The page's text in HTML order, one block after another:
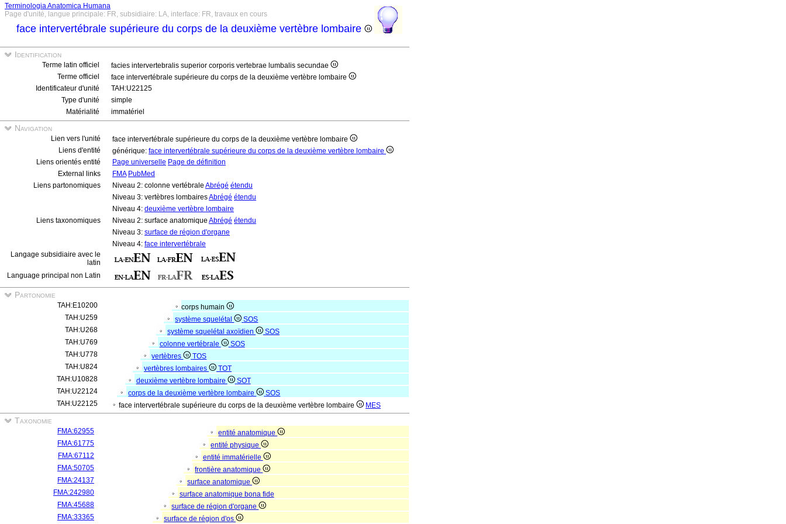
Terminologia Anatomica Humana
Page d'unité, langue principale: FR, subsidiaire: LA, interface: FR, travaux en cours
face intervertébrale supérieure du corps de la deuxième vertèbre lombaire
Identification
Terme latin officiel
facies intervertebralis superior corporis vertebrae lumbalis secundae
Terme officiel
face intervertébrale supérieure du corps de la deuxième vertèbre lombaire
Identificateur d'unité
TAH:U22125
Type d'unité
simple
Matérialité
immatériel
Navigation
Lien vers l'unité
face intervertébrale supérieure du corps de la deuxième vertèbre lombaire
Liens d'entité
générique: face intervertébrale supérieure du corps de la deuxième vertèbre lombaire
Liens orientés entité
Page universelle Page de définition
External links
FMA PubMed
Liens partonomiques
Niveau 2: colonne vertébrale Abrégé étendu
Niveau 3: vertèbres lombairesAbrégé étendu
Niveau 4: deuxième vertèbre lombaire
Liens taxonomiques
Niveau 2: surface anatomique Abrégé étendu
Niveau 3: surface de région d'organe
Niveau 4: face intervertébrale
Langage subsidiaire avec le
latin
Language principal non Latin
Partonomie
TAH:E10200
corps humain
TAH:U259
système squelétal
SOS
TAH:U268
système squelétal axoïdien
SOS
TAH:U769
colonne vertébrale
SOS
TAH:U778
vertèbres
TOS
TAH:U824
vertèbres lombaires
TOT
TAH:U10828
deuxième vertèbre lombaire
SOT
TAH:U22124
corps de la deuxième vertèbre lombaire
SOS
TAH:U22125
face intervertébrale supérieure du corps de la deuxième vertèbre lombaire MES
Taxonomie
FMA:62955
entité anatomique
FMA:61775
entité physique
FMA:67112
entité immatérielle
FMA:50705
frontière anatomique
FMA:24137
surface anatomique
FMA:242980
surface anatomique bona fide
FMA:45688
surface de région d'organe
FMA:33365
surface de région d'os